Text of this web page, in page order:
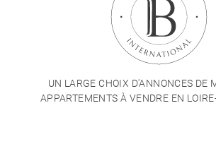
UN LARGE CHOIX D'ANNONCES DE
APPARTEMENTS À VENDRE EN